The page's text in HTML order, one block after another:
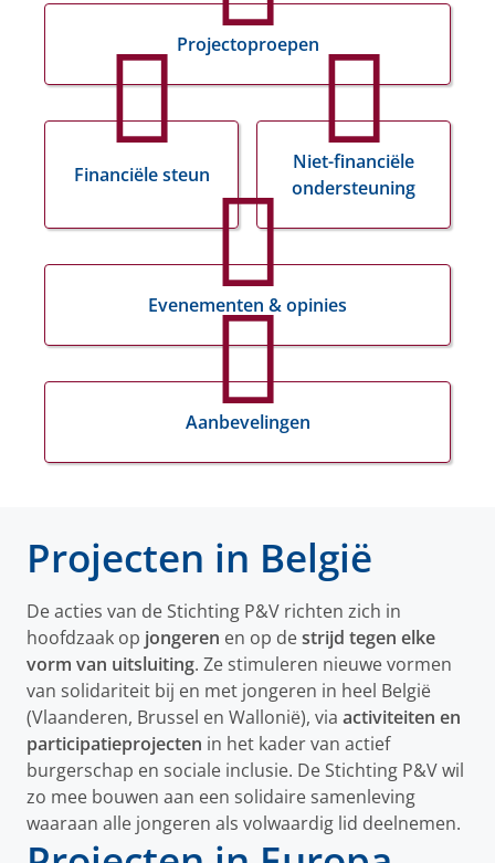
Projectoproepen
Financiële steun
Niet-financiële
ondersteuning
Evenementen & opinies
Aanbevelingen
Projecten in België
De acties van de Stichting P&V richten zich in
hoofdzaak op jongeren en op destrijd tegen elke
vorm van uitsluiting. Ze stimuleren nieuwe vormen
van solidariteit bij en met jongeren in heel België
(Vlaanderen, Brussel en Wallonië), via activiteiten en
participatieprojecten in het kader van actief
burgerschap en sociale inclusie. De Stichting P&V wil
zo mee bouwen aan een solidaire samenleving
waaraan alle jongeren als volwaardig lid deelnemen.